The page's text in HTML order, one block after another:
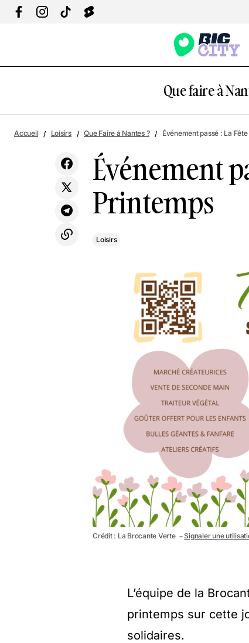
Que faire à
Accueil Loisirs Que Faire à Nantes ? Événement passé : La
Événement
Printemps
Loisirs
Crédit : La Brocante Verte －Signaler une
L’équipe de la
printemps sur cette
solidaires.